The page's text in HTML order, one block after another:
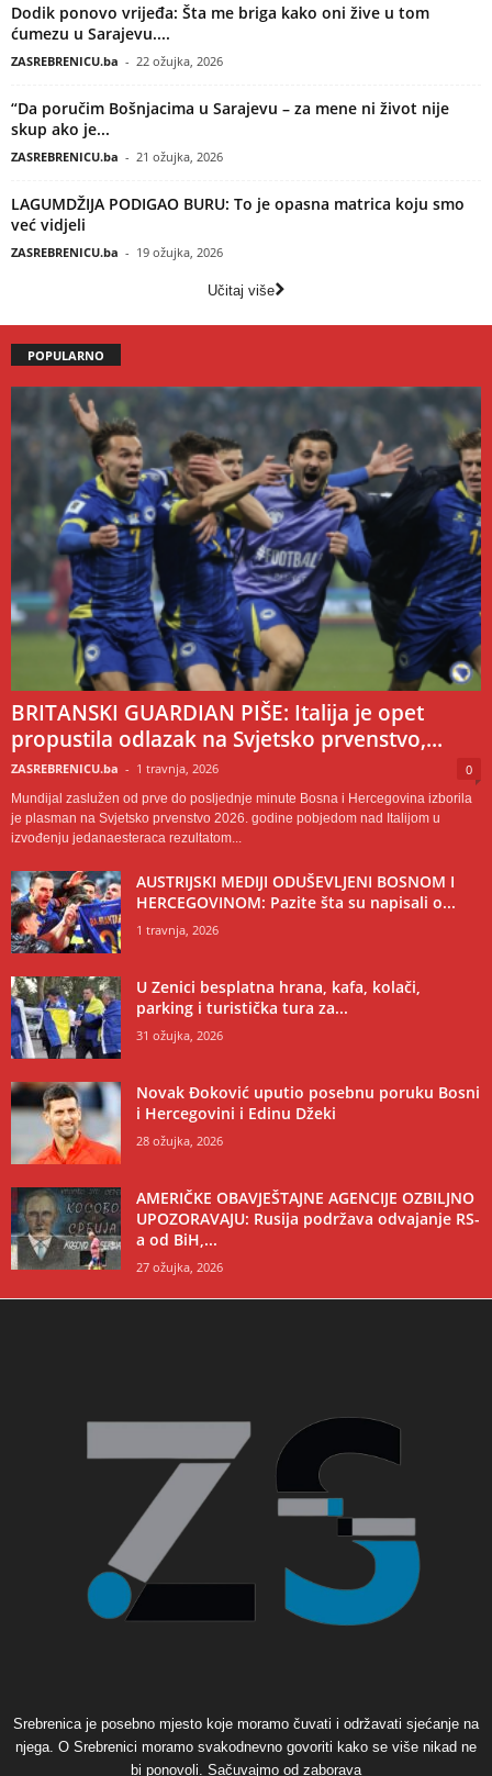
Dodik ponovo vrijeđa: Šta me briga kako oni žive u tom
ćumezu u Sarajevu....
ZASREBRENICU.ba - 22 ožujka, 2026
“Da poručim Bošnjacima u Sarajevu – za mene ni život nije
skup ako je...
ZASREBRENICU.ba - 21 ožujka, 2026
LAGUMDŽIJA PODIGAO BURU: To je opasna matrica koju smo
već vidjeli
ZASREBRENICU.ba - 19 ožujka, 2026
Učitaj više
POPULARNO
BRITANSKI GUARDIAN PIŠE: Italija je opet
propustila odlazak na Svjetsko prvenstvo,...
ZASREBRENICU.ba - 1 travnja, 2026 0
Mundijal zaslužen od prve do posljednje minute Bosna i Hercegovina izborila
je plasman na Svjetsko prvenstvo 2026. godine pobjedom nad Italijom u
izvođenju jedanaesteraca rezultatom...
AUSTRIJSKI MEDIJI ODUŠEVLJENI BOSNOM I
HERCEGOVINOM: Pazite šta su napisali o...
1 travnja, 2026
U Zenici besplatna hrana, kafa, kolači,
parking i turistička tura za...
31 ožujka, 2026
Novak Đoković uputio posebnu poruku Bosni
i Hercegovini i Edinu Džeki
28 ožujka, 2026
AMERIČKE OBAVJEŠTAJNE AGENCIJE OZBILJNO
UPOZORAVAJU: Rusija podržava odvajanje RS-
a od BiH,...
27 ožujka, 2026
Srebrenica je posebno mjesto koje moramo čuvati i održavati sjećanje na
njega. O Srebrenici moramo svakodnevno govoriti kako se više nikad ne
bi ponovoli. Sačuvajmo od zaborava